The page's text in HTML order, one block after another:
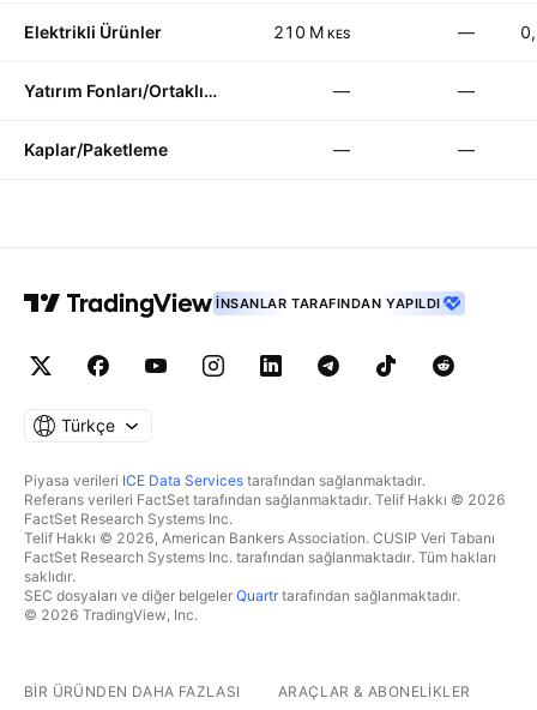
Elektrikli Ürünler 210 M KES —
Yatırım Fonları/Ortaklık Fonları — —
Kaplar/Paketleme — —
İNSANLAR TARAFINDAN YAPILDI
Türkçe
Piyasa verileri ICE Data Services tarafından sağlanmaktadır.
Referans verileri FactSet tarafından sağlanmaktadır. Telif Hakkı © 2026
FactSet Research Systems Inc.
Telif Hakkı © 2026, American Bankers Association. CUSIP Veri Tabanı
FactSet Research Systems Inc. tarafından sağlanmaktadır. Tüm hakları
saklıdır.
SEC dosyaları ve diğer belgeler Quartrtarafından sağlanmaktadır.
© 2026 TradingView, Inc.
BIR ÜRÜNDEN DAHA FAZLASI ARAÇLAR & ABONELIKLER